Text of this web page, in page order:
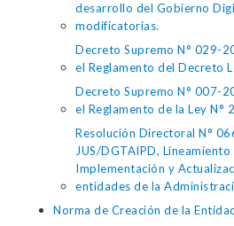
desarrollo del Gobierno
modificatorias.
Decreto Supremo N° 029-
el Reglamento del Decreto
Decreto Supremo N° 007-
el Reglamento de la Ley N°
Resolución Directoral N°
JUS/DGTAIPD, Lineamiento
Implementación y
entidades de la
Norma de Creación de la